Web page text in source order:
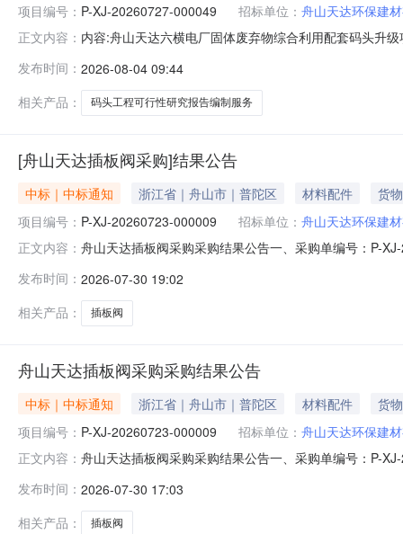
项目编号： P-XJ-20260727-000049 招标单位： 舟山天达环保建
正文内容： 内容:舟山天达六横电厂固体废弃物综合利用配套码头升
限公司五、询价类型：公开六、报价截止日期：2026-
发布时间： 2026-08-04 09:44
相关产品：
码头工程可行性研究报告编制服务
[舟山天达插板阀采购]结果公告
中标｜中标通知 浙江省｜舟山市｜普陀区 材料配件
货物
项目编号： P-XJ-20260723-000009 招标单位： 舟山天达环保建
正文内容： 舟山天达插板阀采购采购结果公告一、采购单编号：P-
号物料名称采购数量计量单位税率交付时间交货地点采
发布时间： 2026-07-30 19:02
相关产品：
插板阀
舟山天达插板阀采购采购结果公告
中标｜中标通知 浙江省｜舟山市｜普陀区 材料配件
货物
项目编号： P-XJ-20260723-000009 招标单位： 舟山天达环保建
正文内容： 舟山天达插板阀采购采购结果公告一、采购单编号：P-
号物料名称采购数量计量单位税率交付时间交货地点采
发布时间： 2026-07-30 17:03
相关产品：
插板阀